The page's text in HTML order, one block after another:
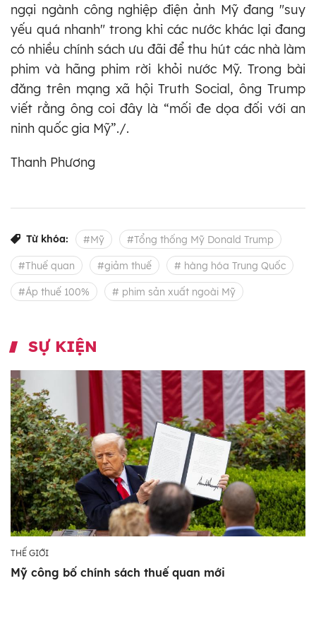
ngại ngành công nghiệp điện ảnh Mỹ đang "suy
yếu quá nhanh" trong khi các nước khác lại đang
có nhiều chính sách ưu đãi để thu hút các nhà làm
phim và hãng phim rời khỏi nước Mỹ. Trong bài
đăng trên mạng xã hội Truth Social, ông Trump
viết rằng ông coi đây là “mối đe dọa đối với an
ninh quốc gia Mỹ”./.
Thanh Phương
Từ khóa: #Mỹ #Tổng thống Mỹ Donald Trump
#Thuế quan #giảm thuế # hàng hóa Trung Quốc
#Áp thuế 100% # phim sản xuất ngoài Mỹ
SỰ KIỆN
THẾ GIỚI
Mỹ công bố chính sách thuế quan mới